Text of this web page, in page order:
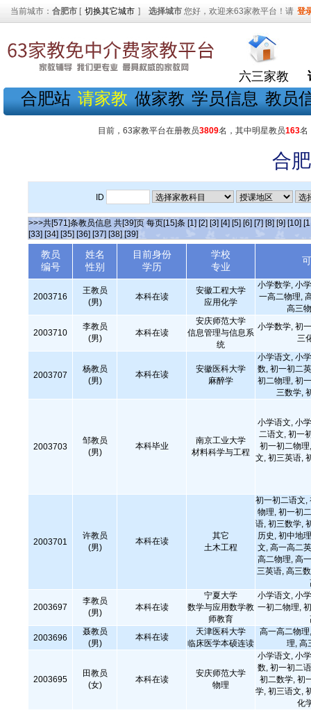
当前城市： 合肥市 [ 切换其它城市 ] 选择城市 您好，欢迎来63家教平台！请 登
六三家教
合肥站 请家教 做家教 学员信息 教员
目前，63家教平台在册教员3809名，其中明星教员163名
合
ID
>>>共[571]条教员信息 共[39]页 每页[15]条 [1] [2] [3] [4] [5] [6] [7] [8] [9] [10]
[33] [34] [35] [36] [37] [38] [39]
教员
编号
姓名
性别
目前身份
学历
学校
专业
2003716
王教员
(男)
本科在读
安徽工程大学
应用化学
小学数学, 小
一高二物理,
高三
2003710
李教员
(男)
本科在读
安庆师范大学
信息管理与信息系
统
小学数学, 初
三
2003707
杨教员
(男)
本科在读
安徽医科大学
麻醉学
小学语文, 小
数, 初一初二
初二物理, 初
三数学,
2003703
邹教员
(男)
本科毕业
南京工业大学
材料科学与工程
小学语文, 小
二语文, 初一
初一初二物
文, 初三英语,
2003701
许教员
(男)
本科在读
其它
土木工程
初一初二语文,
物理, 初一初
语, 初三数学,
历史, 初中地
文, 高一高二
高二物理, 高
三英语, 高三
2003697
李教员
(男)
本科在读
宁夏大学
数学与应用数学教
师教育
小学语文, 小
一初二物理,
2003696
聂教员
(男)
本科在读
天津医科大学
临床医学本硕连读
高一高二物
理, 高
2003695
田教员
(女)
本科在读
安庆师范大学
物理
小学语文, 小
数, 初一初二
初二数学, 初
学, 初三语文,
化